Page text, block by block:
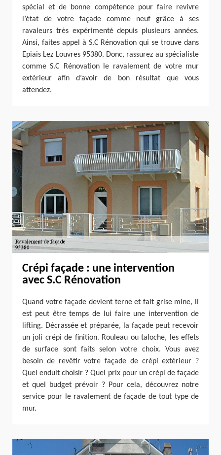
spécial et de bonne compétence pour faire revivre
l’état de votre façade comme neuf grâce à ses
ravaleurs très expérimenté depuis plusieurs années.
Ainsi, faites appel à S.C Rénovation qui se trouve dans
Epiais Lez Louvres 95380. Donc, rassurez au spécialiste
comme S.C Rénovation le ravalement de votre mur
extérieur afin d’avoir de bon résultat que vous
attendez.
Crépi façade : une intervention
avec S.C Rénovation
Quand votre façade devient terne et fait grise mine, il
est peut être temps de lui faire une intervention de
lifting. Décrassée et préparée, la façade peut recevoir
un joli crépi de finition. Rouleau ou taloche, les effets
de surface sont faits selon votre choix. Vous avez
besoin de revêtir votre façade de crépi extérieur ?
Quel enduit choisir ? Quel prix pour un crépi de façade
et quel budget prévoir ? Pour cela, découvrez notre
service pour le ravalement de façade de tout type de
mur.